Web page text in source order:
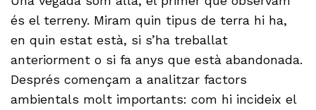
és el terreny. Miram quin tipus de terra hi ha,
en quin estat està, si s’ha treballat
anteriorment o si fa anys que està abandonada.
Després començam a analitzar factors
ambientals molt importants: com hi incideix el